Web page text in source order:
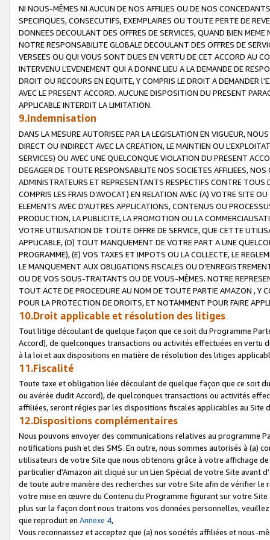
NI NOUS-MÊMES NI AUCUN DE NOS AFFILIES OU DE NOS
SPECIFIQUES, CONSECUTIFS, EXEMPLAIRES OU TOUTE PERTE DE
DONNEES DECOULANT DES OFFRES DE SERVICES, QUAND BIEN
NOTRE RESPONSABILITE GLOBALE DECOULANT DES OFFRES DE
VERSEES OU QUI VOUS SONT DUES EN VERTU DE CET ACCORD AU
INTERVENU L’EVENEMENT QUI A DONNE LIEU A LA DEMANDE DE
DROIT OU RECOURS EN EQUITE, Y COMPRIS LE DROIT A DEMANDER
AVEC LE PRESENT ACCORD. AUCUNE DISPOSITION DU PRESENT
APPLICABLE INTERDIT LA LIMITATION.
9.Indemnisation
DANS LA MESURE AUTORISEE PAR LA LEGISLATION EN VIGUEUR,
DIRECT OU INDIRECT AVEC LA CREATION, LE MAINTIEN OU
SERVICES) OU AVEC UNE QUELCONQUE VIOLATION DU PRESENT
DEGAGER DE TOUTE RESPONSABILITE NOS SOCIETES AFFILIEES,
ADMINISTRATEURS ET REPRESENTANTS RESPECTIFS CONTRE
COMPRIS LES FRAIS D’AVOCAT) EN RELATION AVEC (A) VOTRE SITE
ELEMENTS AVEC D’AUTRES APPLICATIONS, CONTENUS OU
PRODUCTION, LA PUBLICITE, LA PROMOTION OU LA
VOTRE UTILISATION DE TOUTE OFFRE DE SERVICE, QUE CETTE
APPLICABLE, (D) TOUT MANQUEMENT DE VOTRE PART A UNE
PROGRAMME), (E) VOS TAXES ET IMPOTS OU LA COLLECTE, LE
LE MANQUEMENT AUX OBLIGATIONS FISCALES OU
OU DE VOS SOUS-TRAITANTS OU DE VOUS-MÊMES. NOTRE
TOUT ACTE DE PROCEDURE AU NOM DE TOUTE PARTIE AMAZON , Y
POUR LA PROTECTION DE DROITS, ET NOTAMMENT POUR FAIRE
10.Droit applicable et résolution des litiges
Tout litige découlant de quelque façon que ce soit du Programme
Accord), de quelconques transactions ou activités effectuées en vertu
à la loi et aux dispositions en matière de résolution des litiges
11.Fiscalité
Toute taxe et obligation liée découlant de quelque façon que ce soit
ou avérée dudit Accord), de quelconques transactions ou activités
affiliées, seront régies par les dispositions fiscales applicables au Site
12.Dispositions complémentaires
Nous pouvons envoyer des communications relatives au programme
notifications push et des SMS. En outre, nous sommes autorisés à
utilisateurs de votre Site que nous obtenons grâce à votre affichage
particulier d'Amazon ait cliqué sur un Lien Spécial de votre Site avant
de toute autre manière des recherches sur votre Site afin de vérifier
votre mise en œuvre du Contenu du Programme figurant sur votre
plus sur la façon dont nous traitons vos données personnelles,
que reproduit en Annexe 4,
Vous reconnaissez et acceptez que (a) nos sociétés affiliées et nous-